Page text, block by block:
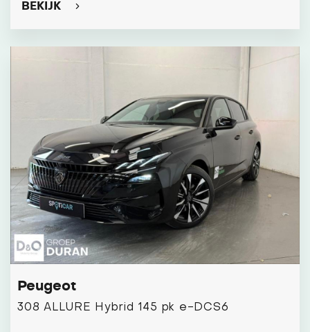
BEKIJK
Peugeot
308 ALLURE Hybrid 145 pk e-DCS6